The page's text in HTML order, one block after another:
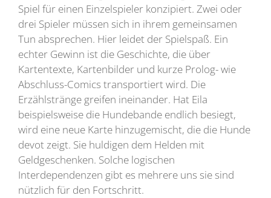
Spiel für einen Einzelspieler konzipiert. Zwei oder
drei Spieler müssen sich in ihrem gemeinsamen
Tun absprechen. Hier leidet der Spielspaß. Ein
echter Gewinn ist die Geschichte, die über
Kartentexte, Kartenbilder und kurze Prolog- wie
Abschluss-Comics transportiert wird. Die
Erzählstränge greifen ineinander. Hat Eila
beispielsweise die Hundebande endlich besiegt,
wird eine neue Karte hinzugemischt, die die Hunde
devot zeigt. Sie huldigen dem Helden mit
Geldgeschenken. Solche logischen
Interdependenzen gibt es mehrere uns sie sind
nützlich für den Fortschritt.